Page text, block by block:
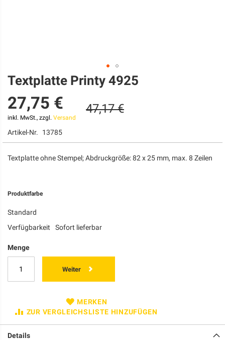
Zum
Anfang
der
Bildgalerie
springen
Textplatte Printy 4925
27,75 €
inkl. MwSt., zzgl. Versand
47,17 €
Artikel-Nr. 13785
Textplatte ohne Stempel; Abdruckgröße: 82 x 25 mm, max. 8 Zeilen
Produktfarbe
Standard
Verfügbarkeit
Sofort lieferbar
Menge
Weiter
MERKEN
ZUR VERGLEICHSLISTE HINZUFÜGEN
Details